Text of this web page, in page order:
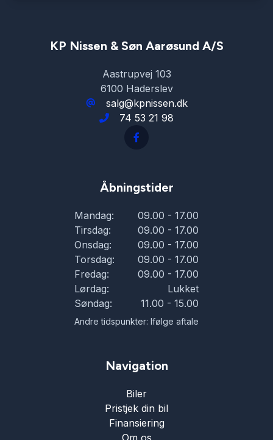
KP Nissen & Søn Aarøsund A/S
Aastrupvej 103
6100 Haderslev
salg@kpnissen.dk
74 53 21 98
Åbningstider
Mandag:
09.00 - 17.00
Tirsdag:
09.00 - 17.00
Onsdag:
09.00 - 17.00
Torsdag:
09.00 - 17.00
Fredag:
09.00 - 17.00
Lørdag:
Lukket
Søndag:
11.00 - 15.00
Andre tidspunkter: Ifølge aftale
Navigation
Biler
Pristjek din bil
Finansiering
Om os